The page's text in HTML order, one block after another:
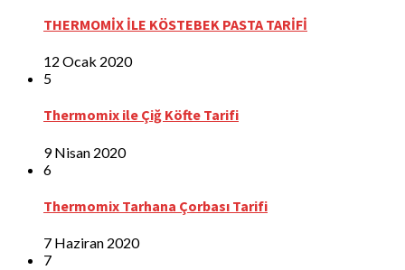
THERMOMİX İLE KÖSTEBEK PASTA TARİFİ
12 Ocak 2020
5
Thermomix ile Çiğ Köfte Tarifi
9 Nisan 2020
6
Thermomix Tarhana Çorbası Tarifi
7 Haziran 2020
7